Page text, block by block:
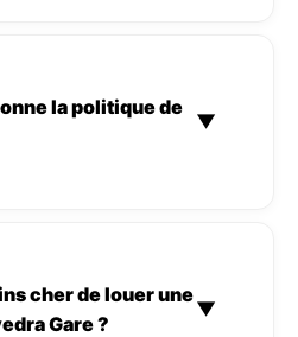
la politique de
▼
cher de louer une
Gare ?
▼